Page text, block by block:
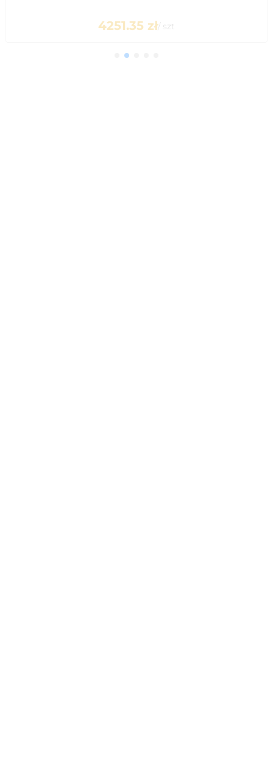
4251.35 zł/ szt